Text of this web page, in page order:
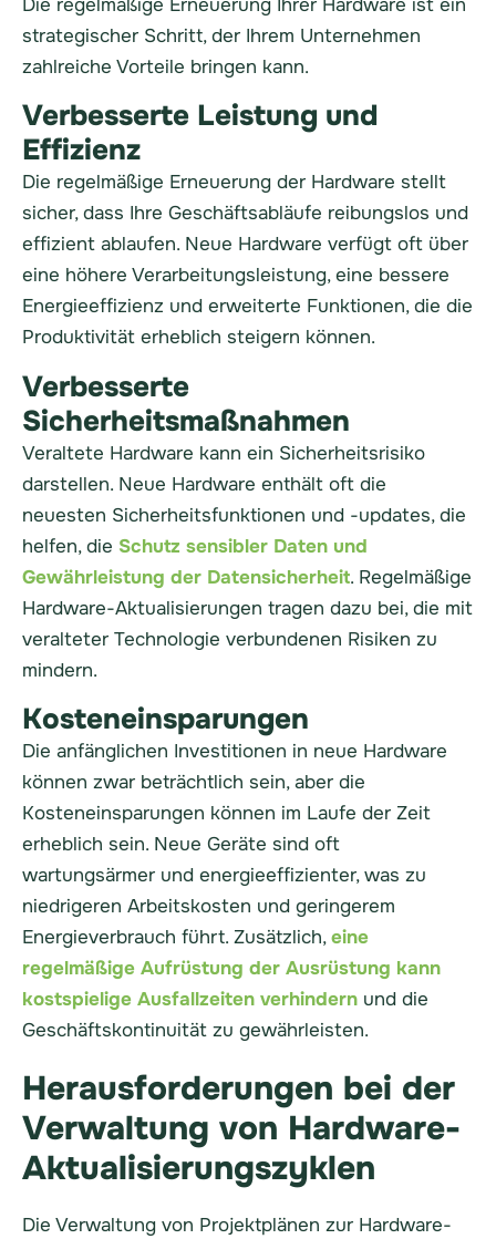
Die regelmäßige Erneuerung Ihrer Hardware ist ein
strategischer Schritt, der Ihrem Unternehmen
zahlreiche Vorteile bringen kann.
Verbesserte Leistung und
Effizienz
Die regelmäßige Erneuerung der Hardware stellt
sicher, dass Ihre Geschäftsabläufe reibungslos und
effizient ablaufen. Neue Hardware verfügt oft über
eine höhere Verarbeitungsleistung, eine bessere
Energieeffizienz und erweiterte Funktionen, die die
Produktivität erheblich steigern können.
Verbesserte
Sicherheitsmaßnahmen
Veraltete Hardware kann ein Sicherheitsrisiko
darstellen. Neue Hardware enthält oft die
neuesten Sicherheitsfunktionen und -updates, die
helfen, die Schutz sensibler Daten und
Gewährleistung der Datensicherheit. Regelmäßige
Hardware-Aktualisierungen tragen dazu bei, die mit
veralteter Technologie verbundenen Risiken zu
mindern.
Kosteneinsparungen
Die anfänglichen Investitionen in neue Hardware
können zwar beträchtlich sein, aber die
Kosteneinsparungen können im Laufe der Zeit
erheblich sein. Neue Geräte sind oft
wartungsärmer und energieeffizienter, was zu
niedrigeren Arbeitskosten und geringerem
Energieverbrauch führt. Zusätzlich,eine
regelmäßige Aufrüstung der Ausrüstung kann
kostspielige Ausfallzeiten verhindern und die
Geschäftskontinuität zu gewährleisten.
Herausforderungen bei der
Verwaltung von Hardware-
Aktualisierungszyklen
Die Verwaltung von Projektplänen zur Hardware-